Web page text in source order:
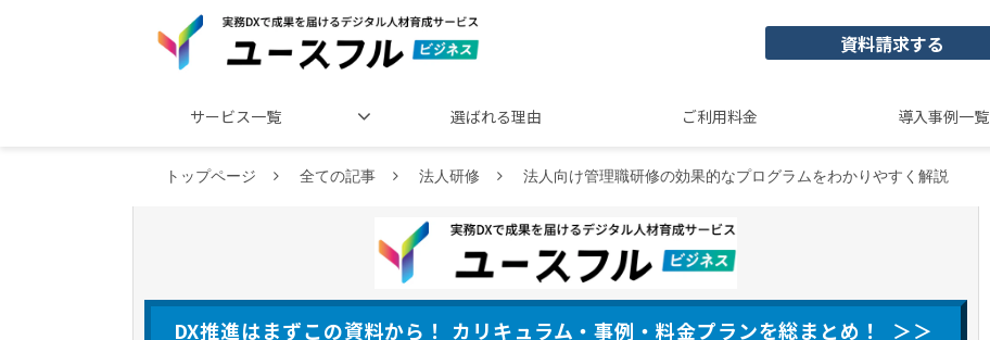
資料請求する
サービス一覧 選ばれる理由 ご利用料金 導入事例一覧
トップページ 全ての記事 法人研修 法人向け管理職研修の効果的なプログラムをわかりやすく解説
DX推進はまずこの資料から！ カリキュラム・事例・料金プランを総まとめ！ ＞＞